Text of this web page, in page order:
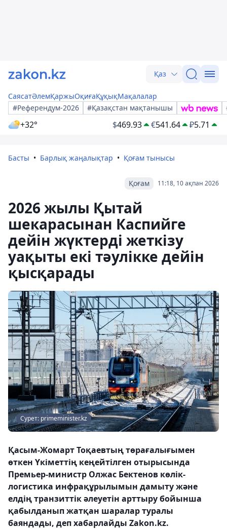
Қаз
СаясатӘлемҚаржыОқиғаҚұқықМақалалар
#Референдум-2026
#Қазақстан мақтанышы
+32° $469.93 €541.64 ₽5.71
Басты Барлық жаңалықтар Қоғам тынысы
11:18, 10 ақпан 2026
Қоғам
2026 жылы Қытай
шекарасынан Каспийге
дейін жүктерді жеткізу
уақыты екі тәулікке дейін
қысқарады
Сурет: primeminister.kz
Қасым-Жомарт Тоқаевтың төрағалығымен
өткен Үкіметтің кеңейтілген отырысында
Премьер-министр Олжас Бектенов көлік-
логистика инфрақұрылымын дамыту және
елдің транзиттік әлеуетін арттыру бойынша
қабылданып жатқан шаралар туралы
баяндады, деп хабарлайды Zakon.kz.